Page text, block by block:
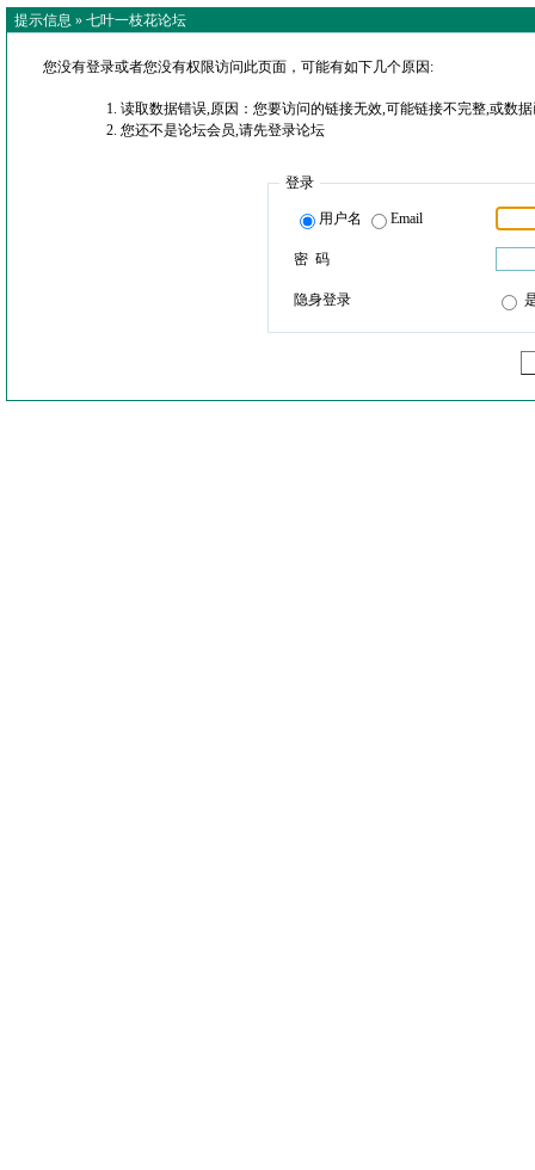
提示信息 » 七叶一枝花论坛
您没有登录或者您没有权限访问此页面，可能有如下几个原因:
读取数据错误,原因：您要访问的链接无效,可能链接不完整,或数
您还不是论坛会员,请先登录论坛
登录
用户名 Email
密 码
隐身登录